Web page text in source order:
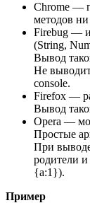
Chrome —
методов ни
Firebug —
(String,
Вывод
Не
console.
Firefox —
Вывод
Opera —
Простые
При
родители
{a:1}).
Пример